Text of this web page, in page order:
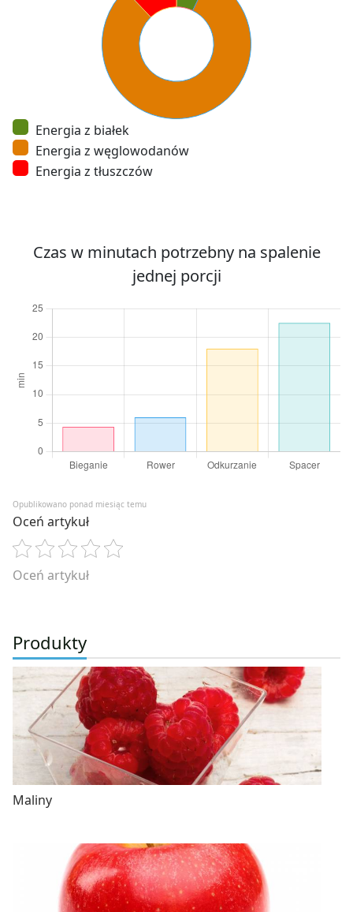
Energia z białek
Energia z węglowodanów
Energia z tłuszczów
Czas w minutach potrzebny na spalenie
jednej porcji
Opublikowano ponad miesiąc temu
Oceń artykuł
Oceń artykuł
Produkty
Maliny